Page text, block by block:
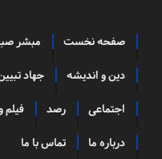
صفحه نخست مبشر
دین و اندیشه جهاد
اجتماعی رصد
درباره ما تماس با ما